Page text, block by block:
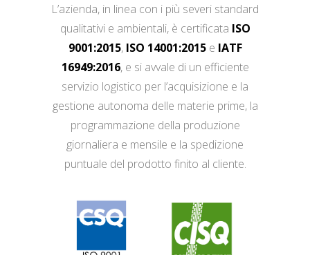
L’azienda, in linea con i più severi standard
qualitativi e ambientali, è certificata ISO
9001:2015, ISO 14001:2015e IATF
16949:2016, e si avvale di un efficiente
servizio logistico per l’acquisizione e la
gestione autonoma delle materie prime, la
programmazione della produzione
giornaliera e mensile e la spedizione
puntuale del prodotto finito al cliente.